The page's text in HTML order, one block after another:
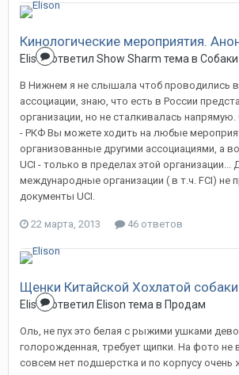
Кинологические мероприятия.
Elisonответил Show Sharm тема в Собаки
В Нижнем я не слышала чтоб проводились
ассоциации, знаю, что есть в России
организации, но не сталкивалась
- РКФ Вы можете ходить на любые
организованные другими ассоциациями, а
UCI - только в пределах этой организации...
международные организации ( в т.ч. FCI) не
документы UCI.
22 марта, 2013 46 ответов
Щенки Китайской Хохлатой собаки
Elisonответил Elison тема в Продам
Оль, не пух это белая с рыжими ушками
голорожденная, требует щипки. На фото не
совсем нет подшерстка и по корпусу очень